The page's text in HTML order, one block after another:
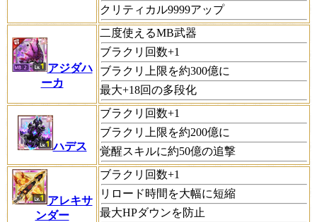
クリティカル9999アップ
アジダハ
ーカ
二度使えるMB武器
ブラクリ回数+1
ブラクリ上限を約300億に
最大+18回の多段化
ハデス
ブラクリ回数+1
ブラクリ上限を約200億に
覚醒スキルに約50億の追撃
アレキサ
ンダー
ブラクリ回数+1
リロード時間を大幅に短縮
最大HPダウンを防止